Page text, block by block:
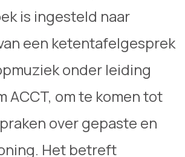
is ingesteld naar
een ketentafelgesprek
onder leiding
ACCT, om te komen tot
over gepaste en
Het betreft